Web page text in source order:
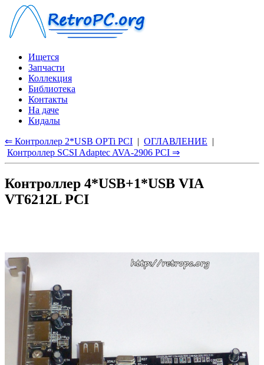
Ищется
Запчасти
Коллекция
Библиотека
Контакты
На даче
Кидалы
⇐ Контроллер 2*USB OPTi PCI | ОГЛАВЛЕНИЕ |
Контроллер SCSI Adaptec AVA-2906 PCI ⇒
Контроллер 4*USB+1*USB VIA
VT6212L PCI